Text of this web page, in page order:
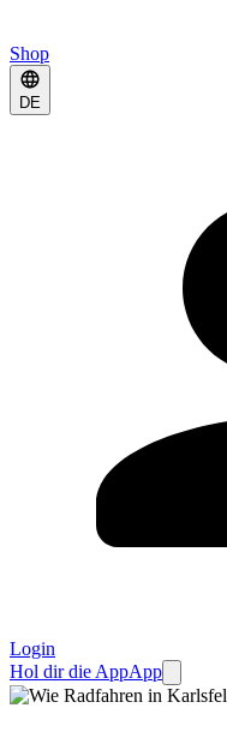
Shop
DE
Login
Hol dir die AppApp